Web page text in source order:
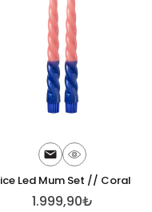
Led Mum Set // Coral
1.999,90₺